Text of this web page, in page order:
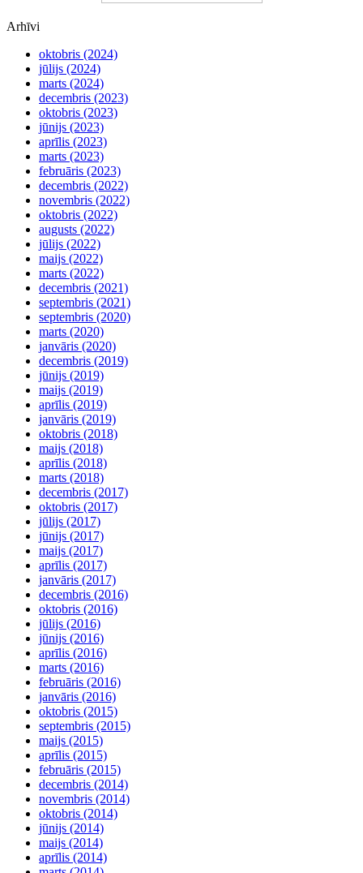
Arhīvi
oktobris (2024)
jūlijs (2024)
marts (2024)
decembris (2023)
oktobris (2023)
jūnijs (2023)
aprīlis (2023)
marts (2023)
februāris (2023)
decembris (2022)
novembris (2022)
oktobris (2022)
augusts (2022)
jūlijs (2022)
maijs (2022)
marts (2022)
decembris (2021)
septembris (2021)
septembris (2020)
marts (2020)
janvāris (2020)
decembris (2019)
jūnijs (2019)
maijs (2019)
aprīlis (2019)
janvāris (2019)
oktobris (2018)
maijs (2018)
aprīlis (2018)
marts (2018)
decembris (2017)
oktobris (2017)
jūlijs (2017)
jūnijs (2017)
maijs (2017)
aprīlis (2017)
janvāris (2017)
decembris (2016)
oktobris (2016)
jūlijs (2016)
jūnijs (2016)
aprīlis (2016)
marts (2016)
februāris (2016)
janvāris (2016)
oktobris (2015)
septembris (2015)
maijs (2015)
aprīlis (2015)
februāris (2015)
decembris (2014)
novembris (2014)
oktobris (2014)
jūnijs (2014)
maijs (2014)
aprīlis (2014)